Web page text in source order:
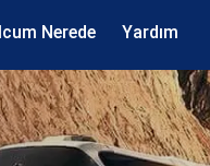
Nerede Yardım